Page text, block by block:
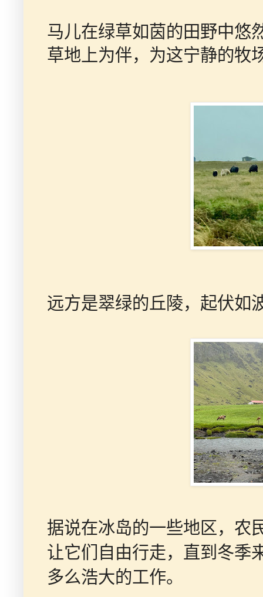
马儿在绿草如茵的田野中悠
草地上为伴，为这宁静的牧
远方是翠绿的丘陵，起伏如
据说在冰岛的一些地区，农
让它们自由行走，直到冬季
多么浩大的工作。